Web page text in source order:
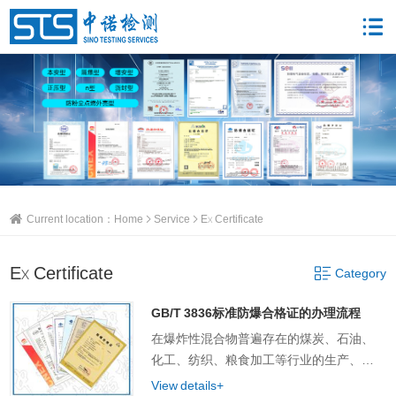
Current location： Home Service Ex Certificate
Ex Certificate Category
GB/T 3836标准防爆合格证的办理流程
在爆炸性混合物普遍存在的煤炭、石油、
化工、纺织、粮食加工等行业的生产、加
工、 储运等场所，如发生爆炸则危害极
View details+